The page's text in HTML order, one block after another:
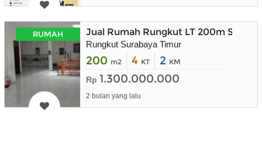
RUMAH Jual Rumah Rungkut LT 200m
Rungkut Surabaya Timur
200 m2 4 KT 2 KM
Rp 1.300.000.000
2 bulan yang lalu